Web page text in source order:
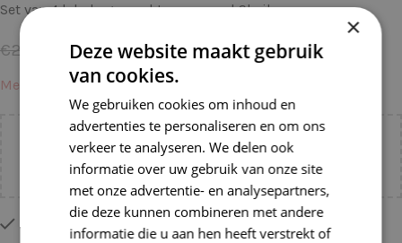
Set van 4 labels gemaakt van soepel Skaileer.
€2,95 2,00
Meer informatie →
Voeg nog€55,00toe voorgratis verzending binnen
Op voorraad
×
Deze website maakt gebruik
van cookies.
We gebruiken cookies om inhoud en
advertenties te personaliseren en om ons
verkeer te analyseren. We delen ook
informatie over uw gebruik van onze site
met onze advertentie- en analysepartners,
die deze kunnen combineren met andere
informatie die u aan hen heeft verstrekt of